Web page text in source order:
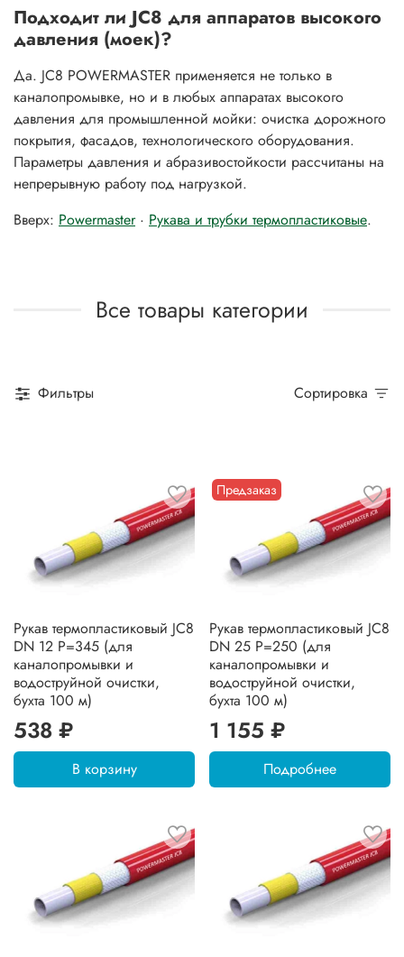
Подходит ли JC8 для аппаратов высокого
давления (моек)?
Да. JC8 POWERMASTER применяется не только в
каналопромывке, но и в любых аппаратах высокого
давления для промышленной мойки: очистка дорожного
покрытия, фасадов, технологического оборудования.
Параметры давления и абразивостойкости рассчитаны на
непрерывную работу под нагрузкой.
Вверх: Powermaster· Рукава и трубки термопластиковые.
Все товары категории
Фильтры Сортировка
Рукав термопластиковый JC8
DN 12 P=345 (для
каналопромывки и
водоструйной очистки,
бухта 100 м)
538 ₽
В корзину
Предзаказ
Рукав термопластиковый JC8
DN 25 P=250 (для
каналопромывки и
водоструйной очистки,
бухта 100 м)
1 155 ₽
Подробнее